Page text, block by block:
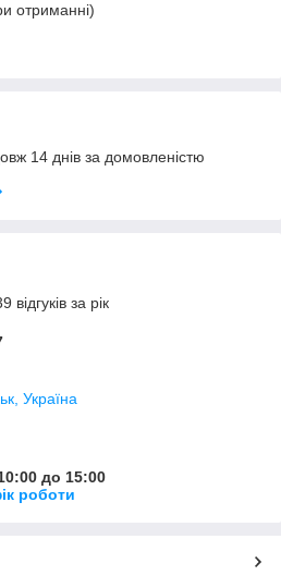
отриманні)
14 днів за домовленістю
за рік
Україна
до 15:00
роботи